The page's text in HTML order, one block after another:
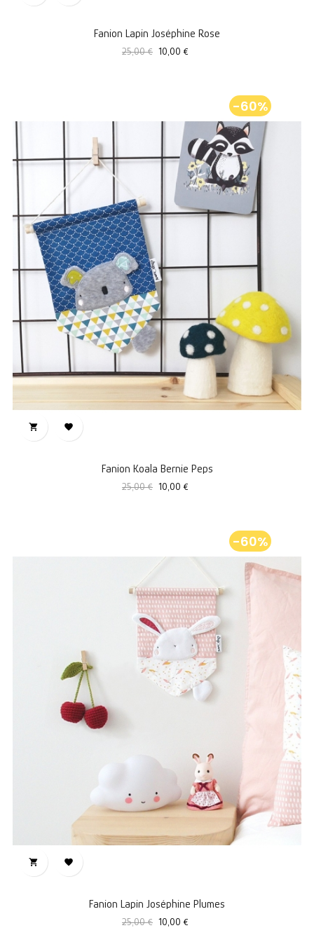
Fanion Lapin Joséphine Rose
Prix
25,00 € Prix
10,00 €
-60%
 
Fanion Koala Bernie Peps
Prix
25,00 € Prix
10,00 €
-60%
 
Fanion Lapin Joséphine Plumes
Prix
25,00 € Prix
10,00 €